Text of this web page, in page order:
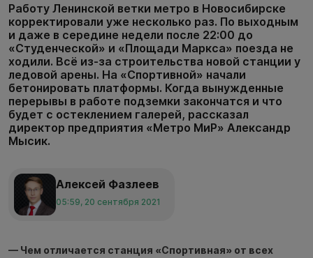
Работу Ленинской ветки метро в Новосибирске
корректировали уже несколько раз. По выходным
и даже в середине недели после 22:00 до
«Студенческой» и «Площади Маркса» поезда не
ходили. Всё из-за строительства новой станции у
ледовой арены. На «Спортивной» начали
бетонировать платформы. Когда вынужденные
перерывы в работе подземки закончатся и что
будет с остеклением галерей, рассказал
директор предприятия «Метро МиР» Александр
Мысик.
Алексей Фазлеев
05:59, 20 сентября 2021
— Чем отличается станция «Спортивная» от всех